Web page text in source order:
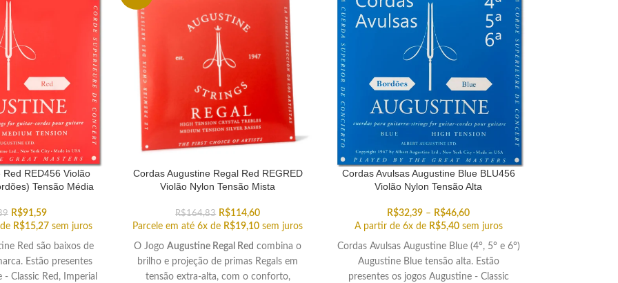
RED456 Violão
Tensão Média
R$91,59
R$15,27 sem juros
Red são baixos de
Estão presentes
Classic Red, Imperial
Cordas Augustine Regal Red REGRED
Violão Nylon Tensão Mista
R$164,83 R$114,60
Parcele em até 6x de R$19,10 sem juros
O JogoAugustine Regal Red combina o
brilho e projeção de primas Regals em
tensão extra-alta, com o conforto,
Cordas Avulsas Augustine Blue BLU456
Violão Nylon Tensão Alta
R$32,39 – R$46,60
A partir de 6x de R$5,40 sem juros
Cordas Avulsas Augustine Blue (4°, 5° e 6°)
Augustine Blue tensão alta. Estão
presentes os jogos Augustine - Classic